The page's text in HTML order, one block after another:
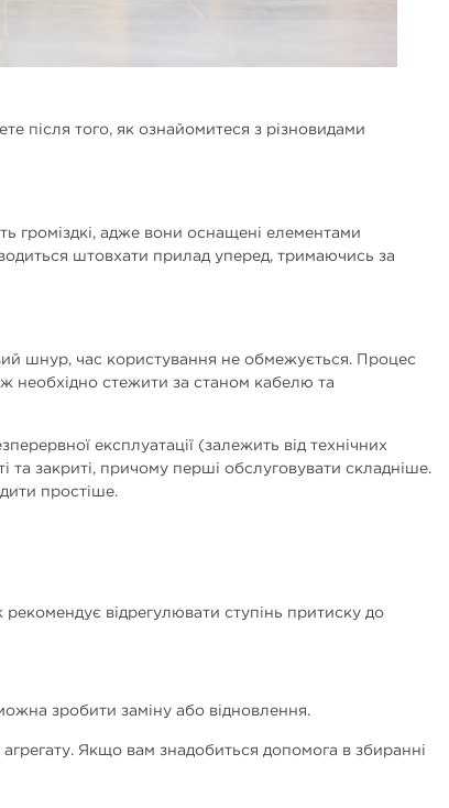
після того, як ознайомитеся з різновидами
громіздкі, адже вони оснащені елементами
штовхати прилад уперед, тримаючись за
шнур, час користування не обмежується. Процес
необхідно стежити за станом кабелю та
експлуатації (залежить від технічних
та закриті, причому перші обслуговувати складніше.
простіше.
відрегулювати ступінь притиску до
зробити заміну або відновлення.
Якщо вам знадобиться допомога в збиранні